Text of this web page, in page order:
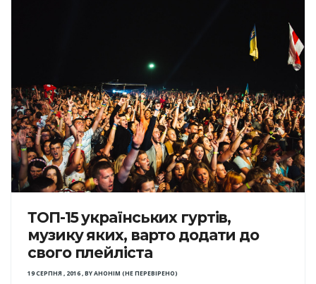
ТОП-15 українських гуртів,
музику яких, варто додати до
свого плейліста
19 СЕРПНЯ , 2016,BYАНОНІМ (НЕ ПЕРЕВІРЕНО)